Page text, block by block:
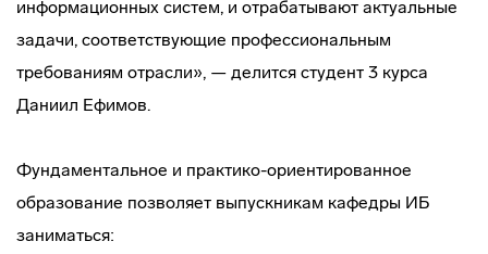
информационных систем, и отрабатывают актуальные
задачи, соответствующие профессиональным
требованиям отрасли», — делится студент 3 курса
Даниил Ефимов.
Фундаментальное и практико-ориентированное
образование позволяет выпускникам кафедры ИБ
заниматься: